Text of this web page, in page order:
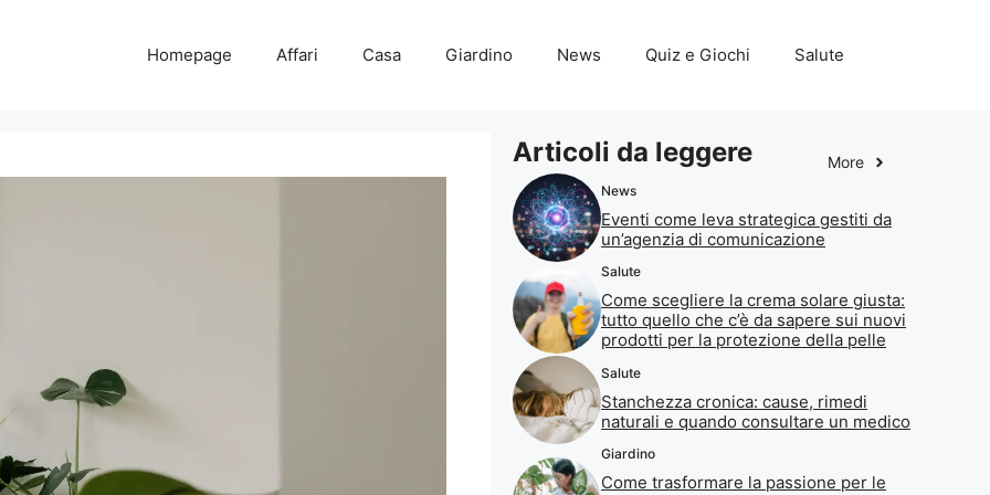
Homepage Affari Casa Giardino News Quiz e Giochi Salute
Articoli da leggere More
News
Eventi come leva strategica gestiti da
un’agenzia di comunicazione
Salute
Come scegliere la crema solare giusta:
tutto quello che c’è da sapere sui nuovi
prodotti per la protezione della pelle
Salute
Stanchezza cronica: cause, rimedi
naturali e quando consultare un medico
Giardino
Come trasformare la passione per le